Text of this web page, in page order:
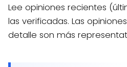
Lee opiniones recientes
las verificadas. Las
detalle son más